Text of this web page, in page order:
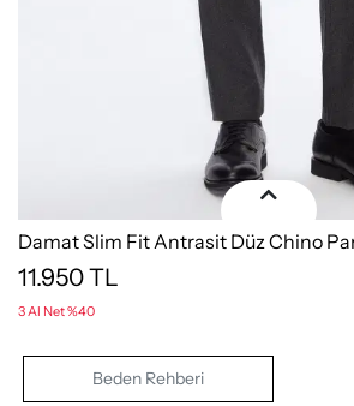
Damat Slim Fit Antrasit Düz Chino
11.950TL
3 Al Net %40
Beden Rehberi